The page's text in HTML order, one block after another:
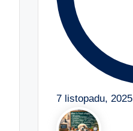
7 listopadu, 2025